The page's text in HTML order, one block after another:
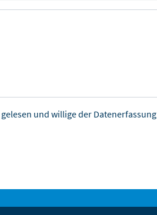
gelesen und willige der Datenerfassung